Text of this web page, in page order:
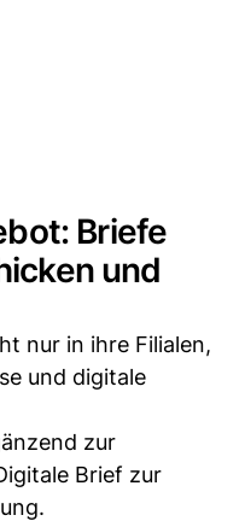
Briefe
und
nur in ihre Filialen,
und digitale
zur
Brief zur